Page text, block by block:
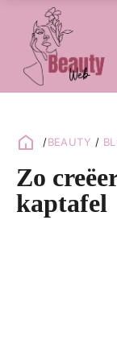
/BEAUTY /
Zo
kaptafel